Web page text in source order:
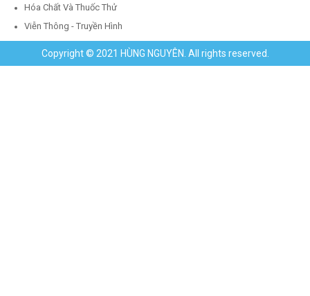
Hóa Chất Và Thuốc Thử
Viễn Thông - Truyền Hình
Copyright © 2021 HÙNG NGUYÊN. All rights reserved.